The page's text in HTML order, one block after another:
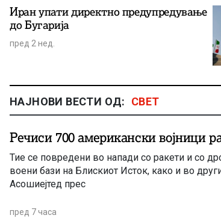
Иран упати директно предупредување
до Бугарија
пред 2 нед.
НАЈНОВИ ВЕСТИ ОД: СВЕТ
Речиси 700 американски војници
Тие се повредени во напади со ракети и со
воени бази на Блискиот Исток, како и во
Асошиејтед прес
пред 7 часа